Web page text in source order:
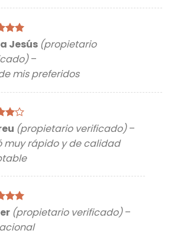
Jesús (propietario
–
mis preferidos
(propietario verificado) –
muy rápido y de calidad
de 5(propietario verificado) –